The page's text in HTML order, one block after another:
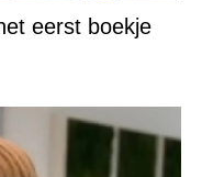
eerst boekje